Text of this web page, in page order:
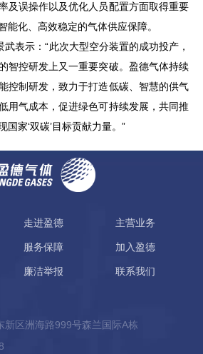
及误操作以及优化人员配置方面取得重要
能化、高效稳定的气体供应保障。
武表示：“此次大型空分装置的成功投产，
智控研发上又一重要突破。盈德气体持续
控制研发，致力于打造低碳、智慧的供气
用气成本，促进绿色可持续发展，共同推
家‘双碳’目标贡献力量。”
走进盈德 主营业务
服务保障 加入盈德
廉洁举报 联系我们
新区洲海路999号森兰国际A栋